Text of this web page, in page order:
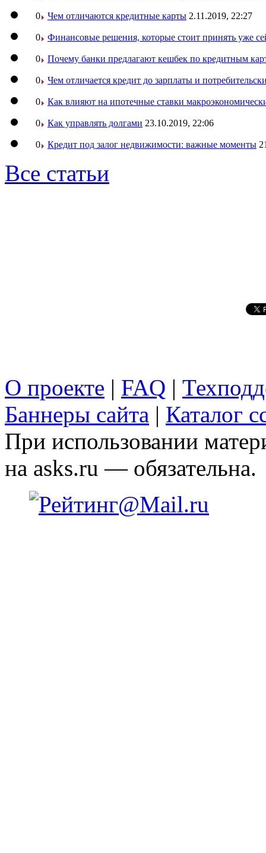
0 Чем отличаются кредитные карты 2.11.2019, 22:27
0 Финансовые решения, которые стоит принять уже
0 Почему банки предлагают кешбек по кредитным
0 Чем отличается кредит до зарплаты и
0 Как влияют на ипотечные ставки
0 Как управлять долгами 23.10.2019, 22:06
0 Кредит под залог недвижимости: важные моменты
Все статьи
О проекте | FAQ |
Баннеры сайта | Каталог
При использовании
на asks.ru — обязательна.